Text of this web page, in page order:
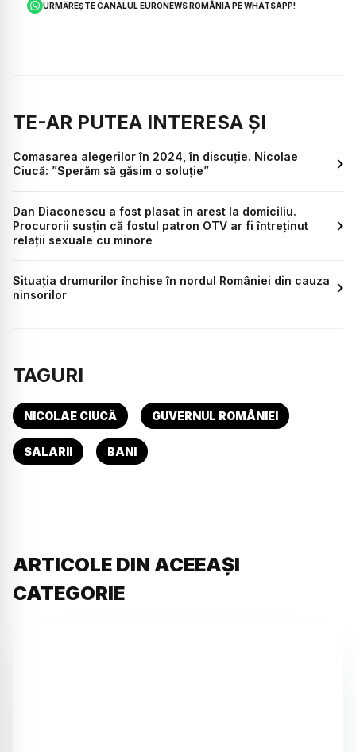
URMĂREȘTE CANALUL EURONEWS ROMÂNIA PE WHATSAPP!
TE-AR PUTEA INTERESA ȘI
Comasarea alegerilor în 2024, în discuție. Nicolae
Ciucă: ”Sperăm să găsim o soluție”
Dan Diaconescu a fost plasat în arest la domiciliu.
Procurorii susțin că fostul patron OTV ar fi întreținut
relații sexuale cu minore
Situația drumurilor închise în nordul României din cauza
ninsorilor
TAGURI
NICOLAE CIUCĂ GUVERNUL ROMÂNIEI
SALARII BANI
ARTICOLE DIN ACEEAȘI
CATEGORIE